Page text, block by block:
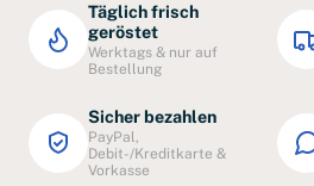
Täglich frisch
geröstet
Werktags & nur auf
Bestellung
Sicher bezahlen
PayPal,
Debit-/Kreditkarte &
Vorkasse